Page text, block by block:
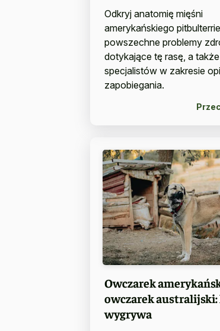
Odkryj anatomię mięśni
amerykańskiego
powszechne problemy
dotykające tę rasę, a
specjalistów w zakresie
zapobiegania.
Owczarek
owczarek australijski:
wygrywa